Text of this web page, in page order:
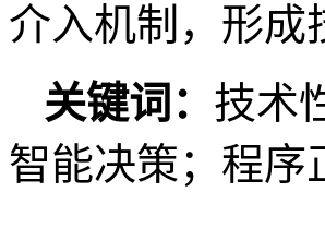
介入机制，形成
关键词： 技术
智能决策；程序